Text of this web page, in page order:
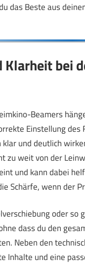
das Beste aus
bei
Beamers
Einstellung
und deutlich
zu weit von der
und kann dabei
Schärfe, wenn der
oder
dass du den
Neben den
Inhalte und eine